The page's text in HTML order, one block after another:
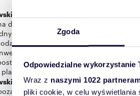
Zgoda
Odpowiedzialne wykorzystanie
Wraz z naszymi 1022
pliki cookie, w celu
działce zlokalizowanej przy ul.
z najbardziej atrakcyjnych osiedli
terenu.
w Rzeszowie, która ma
łąk kwietnych. Dodatkowo
będzie projektem skierowanym
wcześniej wspomnianymi zostały